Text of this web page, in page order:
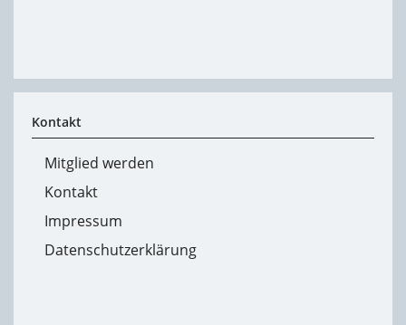
Kontakt
Mitglied werden
Kontakt
Impressum
Datenschutzerklärung